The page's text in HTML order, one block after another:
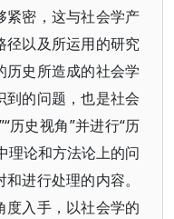
紧密，这与社会学产
径以及所运用的研究
史所造成的社会学
的问题，也是社会
历史视角”并进行“历
理论和方法论上的问
进行处理的内容。
入手，以社会学的